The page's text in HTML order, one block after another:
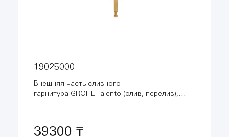
19025000
Внешняя часть сливного
гарнитура GROHE Talento (слив, перелив),
39300 ₸